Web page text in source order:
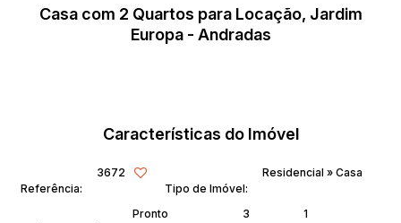
Casa com 2 Quartos para Locação, Jardim
Europa - Andradas
Características do Imóvel
Referência:
3672
Tipo de Imóvel:
Residencial » Casa
Pronto
3
1